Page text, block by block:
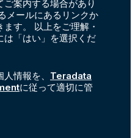
案内する場合があり
メールにあるリンクか
す。 以上をご理解・
は「はい」を選択くだ
情報を、 Teradata
に従って適切に管